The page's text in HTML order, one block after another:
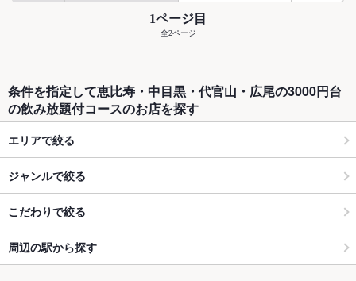
1ページ目
全2ページ
条件を指定して恵比寿・中目黒・代官山・広尾の3000円台
の飲み放題付コースのお店を探す
エリアで絞る
ジャンルで絞る
こだわりで絞る
周辺の駅から探す